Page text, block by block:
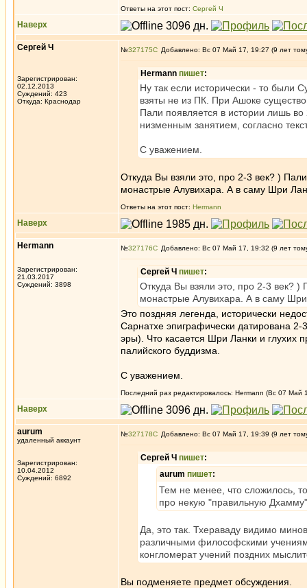
Ответы на этот пост: Сергей Ч
Наверх
Сергей Ч
Зарегистрирован:
02.12.2013
Суждений: 423
Откуда: Краснодар
№327175 Добавлено: Вс 07 Май 17, 19:27 (9 лет
Hermann пишет:
Ну так если исторически - то были
взяты не из ПК. При Ашоке
Пали появляется в истории лишь
низменным занятием, согласно
С уважением.
Откуда Вы взяли это, про 2-3 век? )
монастрые Алувихара. А в саму Шри
Ответы на этот пост: Hermann
Наверх
Hermann
Зарегистрирован:
21.03.2017
Суждений: 3898
№327176 Добавлено: Вс 07 Май 17, 19:32 (9 лет
Сергей Ч пишет:
Откуда Вы взяли это, про 2-3 век?
монастрые Алувихара. А в саму
Это поздняя легенда, исторически
Сарнатхе эпиграфически датирована
эры). Что касается Шри Ланки и глухих
палийского буддизма.
С уважением.
Последний раз редактировалось: Hermann (Вс 07 Май
Наверх
aurum
удаленный аккаунт
Зарегистрирован:
10.04.2012
Суждений: 6892
№327178 Добавлено: Вс 07 Май 17, 19:39 (9 лет
Сергей Ч пишет:
aurum пишет:
Тем не менее, что сложилось,
про некую "правильную
Да, это так. Тхераваду видимо
различными философскими
конгломерат учений поздних
Вы подменяете предмет обсуждения.